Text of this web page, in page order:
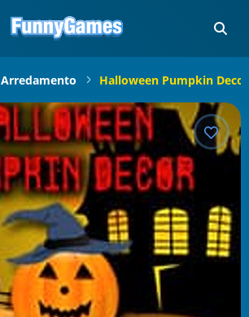
Arredamento Halloween Pumpkin Decor